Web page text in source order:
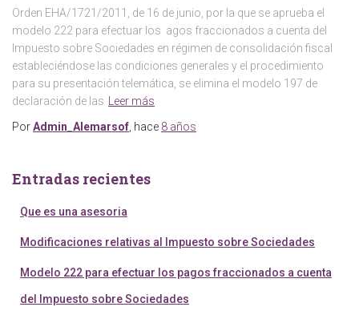
Orden EHA/1721/2011, de 16 de junio, por la que se aprueba el
modelo 222 para efectuar los agos fraccionados a cuenta del
Impuesto sobre Sociedades en régimen de consolidación fiscal
estableciéndose las condiciones generales y el procedimiento
para su presentación telemática, se elimina el modelo 197 de
declaración de las Leer más
PorAdmin_Alemarsof , hace 8 años
Entradas recientes
Que es una asesoria
Modificaciones relativas al Impuesto sobre Sociedades
Modelo 222 para efectuar los pagos fraccionados a cuenta
del Impuesto sobre Sociedades